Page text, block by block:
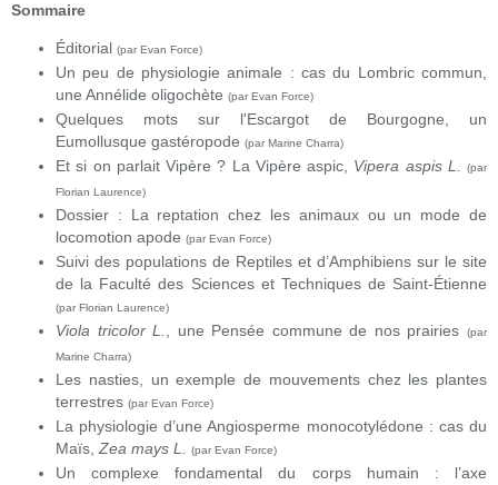
Sommaire
Éditorial (par Evan Force)
Un peu de physiologie animale : cas du Lombric commun,
une Annélide oligochète (par Evan Force)
Quelques mots sur l'Escargot de Bourgogne, un
Eumollusque gastéropode (par Marine Charra)
Et si on parlait Vipère ? La Vipère aspic, Vipera aspis L.
(par
Florian Laurence)
Dossier : La reptation chez les animaux ou un mode de
locomotion apode (par Evan Force)
Suivi des populations de Reptiles et d’Amphibiens sur le site
de la Faculté des Sciences et Techniques de Saint-Étienne
(par Florian Laurence)
Viola tricolor L., une Pensée commune de nos prairies(par
Marine Charra)
Les nasties, un exemple de mouvements chez les plantes
terrestres (par Evan Force)
La physiologie d’une Angiosperme monocotylédone : cas du
Maïs,Zea mays L. (par Evan Force)
Un complexe fondamental du corps humain : l’axe